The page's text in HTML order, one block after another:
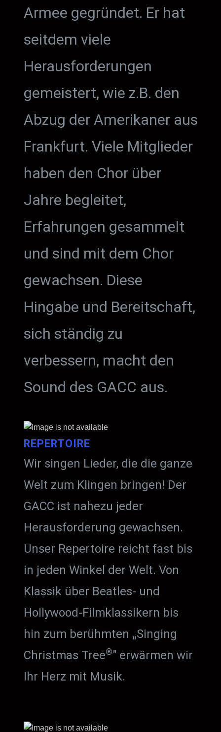
Armee gegründet. Er hat
seitdem viele
Herausforderungen
gemeistert, wie z.B. den
Abzug der Amerikaner aus
Frankfurt. Viele Mitglieder
haben den Chor über
Jahre begleitet,
Erfahrungen gesammelt
und sind mit dem Chor
gewachsen. Diese
Hingabe und Bereitschaft,
sich ständig zu
verbessern, macht den
Sound des GACC aus.
REPERTOIRE
Wir singen Lieder, die die ganze
Welt zum Klingen bringen! Der
GACC ist nahezu jeder
Herausforderung gewachsen.
Unser Repertoire reicht fast bis
in jeden Winkel der Welt. Von
Klassik über Beatles- und
Hollywood-Filmklassikern bis
hin zum berühmten „Singing
Christmas Tree®" erwärmen wir
Ihr Herz mit Musik.